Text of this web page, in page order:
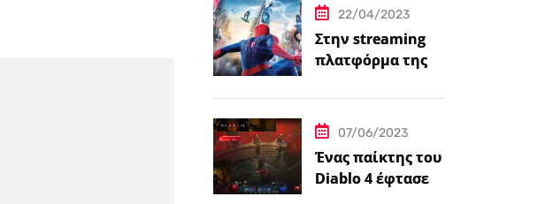
μεταφορά
βιντεοπαιχνιδιού στον
κινηματογράφο
22/04/2023
Στην streaming
πλατφόρμα της
σήμερα πέντε
ταινίες Spider-
Man
07/06/2023
Ένας παίκτης του
Diablo 4 έφτασε